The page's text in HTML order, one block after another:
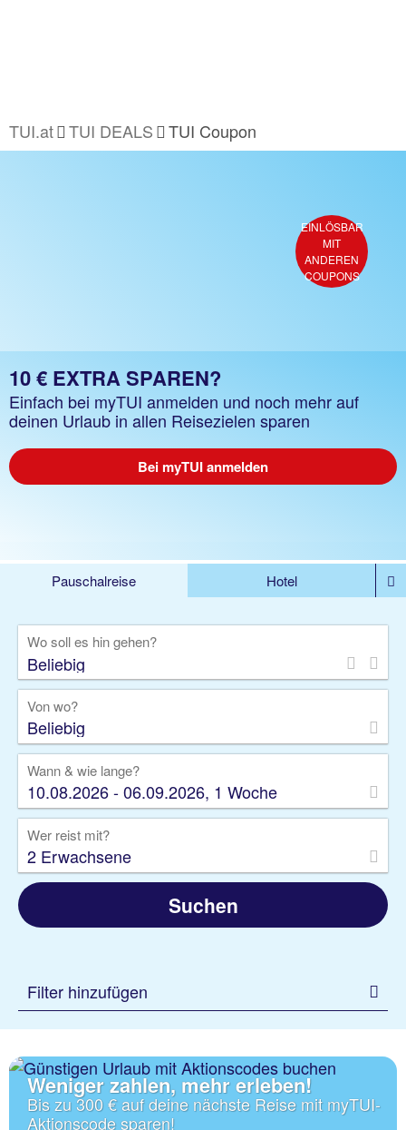
TUI.at TUI DEALS TUI Coupon
10 € EXTRA SPAREN?
Einfach bei myTUI anmelden und noch mehr auf
deinen Urlaub in allen Reisezielen sparen
Bei myTUI anmelden
EINLÖSBAR
MIT
ANDEREN
COUPONS
Pauschalreise
Hotel
Rundreise
Kreuzfahrt
Gruppenreise
Camper Privattransfer
Wo soll es hin gehen?
Von wo?
Beliebig
Wann & wie lange?
10.08.2026 - 06.09.2026, 1 Woche
Wer reist mit?
2 Erwachsene
Suchen
Filter hinzufügen
Weniger zahlen, mehr erleben!
Bis zu 300 € auf deine nächste Reise mit myTUI-
Aktionscode sparen!